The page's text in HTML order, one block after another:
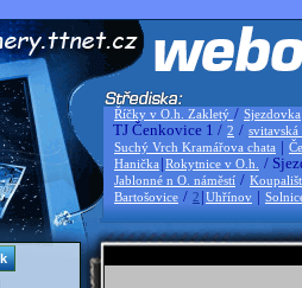
Říčky v O.h. Zakletý / Sjezdovka
TJ Čenkovice 1 / 2 / svitavská
Suchý Vrch Kramářova chata |
Hanička |Rokytnice v O.h. /
Jablonné n O. náměstí /
Bartošovice / 2 |Uhřínov |